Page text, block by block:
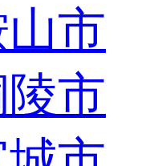
市
市